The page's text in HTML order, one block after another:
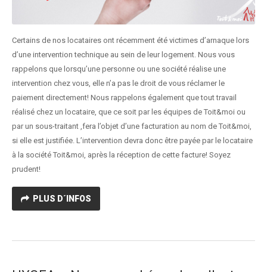
Certains de nos locataires ont récemment été victimes d’arnaque lors
d’une intervention technique au sein de leur logement. Nous vous
rappelons que lorsqu’une personne ou une société réalise une
intervention chez vous, elle n’a pas le droit de vous réclamer le
paiement directement! Nous rappelons également que tout travail
réalisé chez un locataire, que ce soit par les équipes de Toit&moi ou
par un sous-traitant ,fera l’objet d’une facturation au nom de Toit&moi,
si elle est justifiée. L’intervention devra donc être payée par le locataire
à la société Toit&moi, après la réception de cette facture! Soyez
prudent!
PLUS D´INFOS